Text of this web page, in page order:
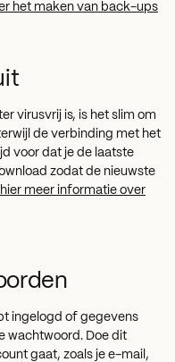
het maken van back-ups
virusvrij is, is het slim om
de verbinding met het
voor dat je de laatste
zodat de nieuwste
hier meer informatie over
ingelogd of gegevens
wachtwoord. Doe dit
gaat, zoals je e-mail,